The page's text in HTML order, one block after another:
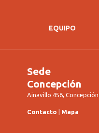
EQUIPO
Sede
Concepción
Ainavillo 456, Concepción
Contacto Mapa